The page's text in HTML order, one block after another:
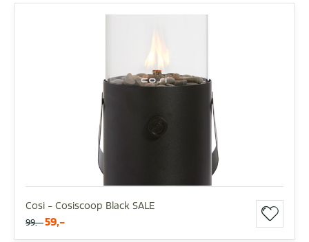
Cosi - Cosiscoop Black SALE
99,- 59,-